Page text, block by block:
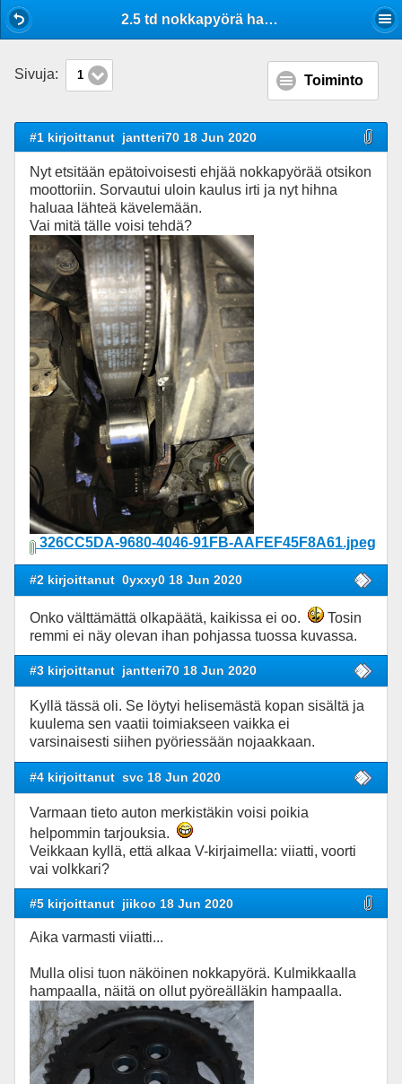
2.5 td nokkapyörä hakusessa mk1 -88
Sivuja: 1 Toiminto
#1 kirjoittanut jantteri70 18 Jun 2020
Nyt etsitään epätoivoisesti ehjää nokkapyörää otsikon
moottoriin. Sorvautui uloin kaulus irti ja nyt hihna
haluaa lähteä kävelemään.
Vai mitä tälle voisi tehdä?
326CC5DA-9680-4046-91FB-AAFEF45F8A61.jpeg
#2 kirjoittanut 0yxxy0 18 Jun 2020
Onko välttämättä olkapäätä, kaikissa ei oo.
Tosin
remmi ei näy olevan ihan pohjassa tuossa kuvassa.
#3 kirjoittanut jantteri70 18 Jun 2020
Kyllä tässä oli. Se löytyi helisemästä kopan sisältä ja
kuulema sen vaatii toimiakseen vaikka ei
varsinaisesti siihen pyöriessään nojaakkaan.
#4 kirjoittanut svc 18 Jun 2020
Varmaan tieto auton merkistäkin voisi poikia
helpommin tarjouksia.
Veikkaan kyllä, että alkaa V-kirjaimella: viiatti, voorti
vai volkkari?
#5 kirjoittanut jiikoo 18 Jun 2020
Aika varmasti viiatti...
Mulla olisi tuon näköinen nokkapyörä. Kulmikkaalla
hampaalla, näitä on ollut pyöreälläkin hampaalla.